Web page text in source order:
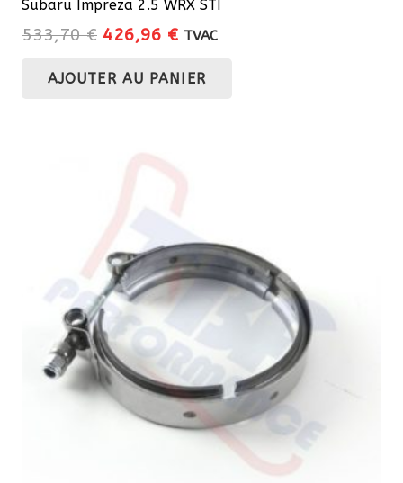
Subaru Impreza 2.5 WRX STI
533,70€ Le
initial
426,96 €Le
actuel
TVAC
AJOUTER AU PANIER